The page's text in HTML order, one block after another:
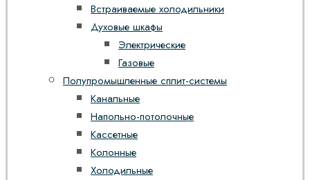
Встраиваемые холодильники
Духовые шкафы
Электрические
Газовые
Полупромышленные сплит-системы
Канальные
Напольно-потолочные
Кассетные
Колонные
Холодильные